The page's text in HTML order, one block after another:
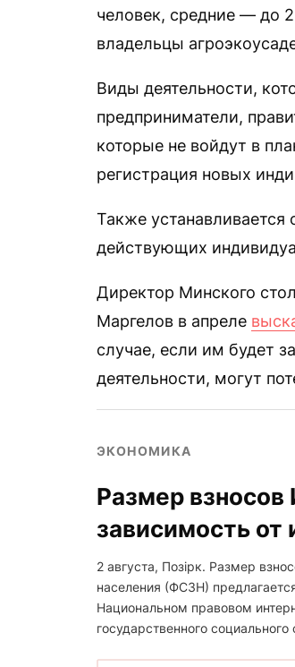
человек, средние — до
владельцы
Виды деятельности,
предприниматели,
которые не войдут в
регистрация новых
Также устанавливается
действующих
Директор Минского
Маргелов в апреле
случае, если им будет
деятельности, могут
ЭКОНОМИКА
Размер взносов
зависимость от
2 августа, Позірк. Размер
населения (ФСЗН)
Национальном правовом
государственного